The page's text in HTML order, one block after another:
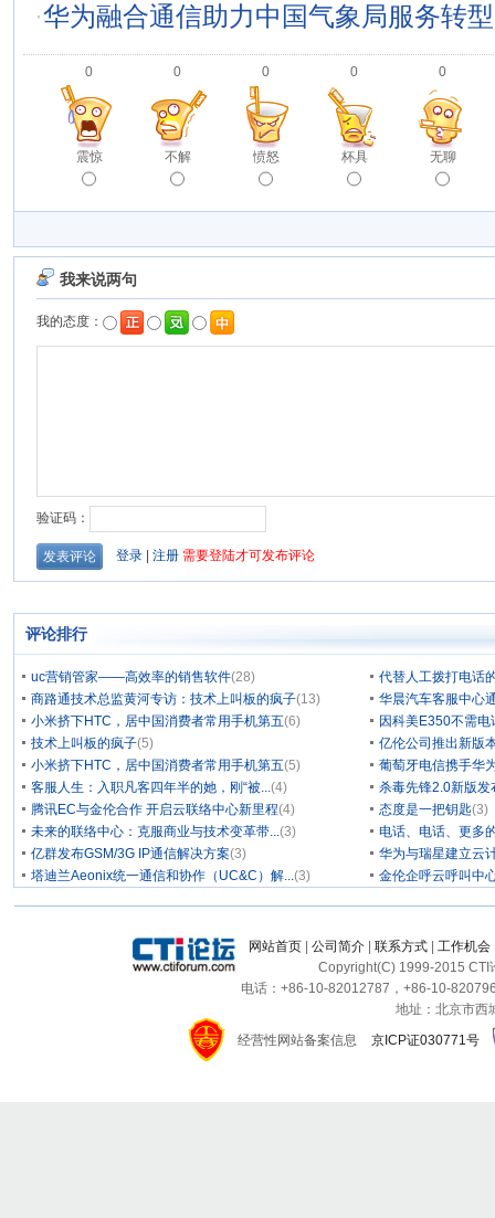
·华为融合通信助力中国气象局服务转型
0
震惊
0
不解
0
愤怒
0
杯具
0
无聊
评论排行
uc营销管家——高效率的销售软件(28)
代替人工拨打电话
商路通技术总监黄河专访：技术上叫板的疯子(13)
华晨汽车客服中心
小米挤下HTC，居中国消费者常用手机第五(6)
因科美E350不需
技术上叫板的疯子(5)
亿伦公司推出新版
小米挤下HTC，居中国消费者常用手机第五(5)
葡萄牙电信携手华
客服人生：入职凡客四年半的她，刚“被...(4)
杀毒先锋2.0新版发
腾讯EC与金伦合作 开启云联络中心新里程(4) 态度是一把钥匙(3)
未来的联络中心：克服商业与技术变革带...(3)
电话、电话、更多
亿群发布GSM/3G IP通信解决方案(3)
华为与瑞星建立云
塔迪兰Aeonix统一通信和协作（UC&C）解...(3) 金伦企呼云呼叫中
网站首页 公司简介 联系方式 工作机会
Copyright(C) 1999-2015 CTI
电话：+86-10-82012787，+86-10-
地址：北京市西
经营性网站备案信息
京ICP证030771号